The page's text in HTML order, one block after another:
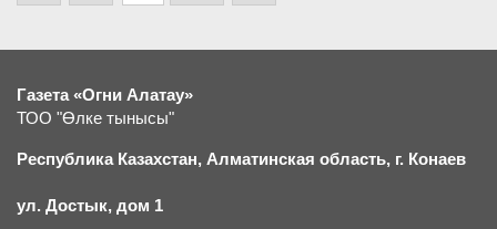
Газета «Огни Алатау»
ТОО "Өлке тынысы"
Республика Казахстан, Алматинская область, г. Конаев
ул. Достык, дом 1